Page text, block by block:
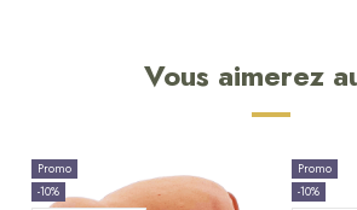
Vous aimerez
Promo
-10%
Promo
-10%